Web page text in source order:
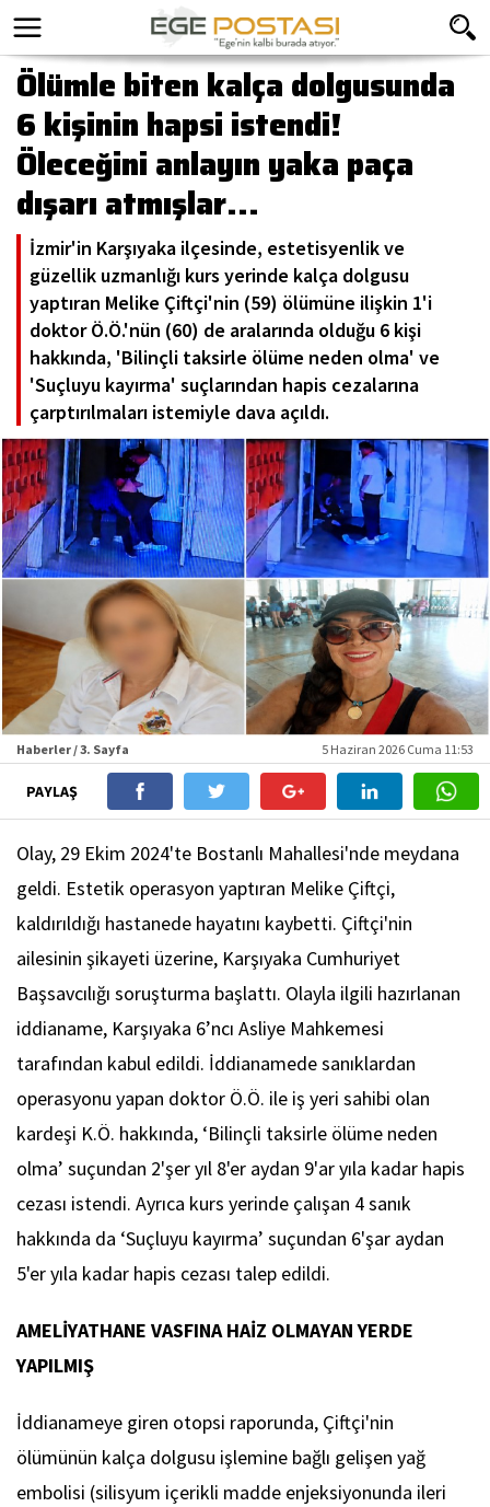
Ölümle biten kalça dolgusunda
6 kişinin hapsi istendi!
Öleceğini anlayın yaka paça
dışarı atmışlar...
İzmir'in Karşıyaka ilçesinde, estetisyenlik ve
güzellik uzmanlığı kurs yerinde kalça dolgusu
yaptıran Melike Çiftçi'nin (59) ölümüne ilişkin 1'i
doktor Ö.Ö.'nün (60) de aralarında olduğu 6 kişi
hakkında, 'Bilinçli taksirle ölüme neden olma' ve
'Suçluyu kayırma' suçlarından hapis cezalarına
çarptırılmaları istemiyle dava açıldı.
Haberler / 3. Sayfa 5 Haziran 2026 Cuma 11:53
PAYLAŞ
Olay, 29 Ekim 2024'te Bostanlı Mahallesi'nde meydana
geldi. Estetik operasyon yaptıran Melike Çiftçi,
kaldırıldığı hastanede hayatını kaybetti. Çiftçi'nin
ailesinin şikayeti üzerine, Karşıyaka Cumhuriyet
Başsavcılığı soruşturma başlattı. Olayla ilgili hazırlanan
iddianame, Karşıyaka 6’ncı Asliye Mahkemesi
tarafından kabul edildi. İddianamede sanıklardan
operasyonu yapan doktor Ö.Ö. ile iş yeri sahibi olan
kardeşi K.Ö. hakkında, ‘Bilinçli taksirle ölüme neden
olma’ suçundan 2'şer yıl 8'er aydan 9'ar yıla kadar hapis
cezası istendi. Ayrıca kurs yerinde çalışan 4 sanık
hakkında da ‘Suçluyu kayırma’ suçundan 6'şar aydan
5'er yıla kadar hapis cezası talep edildi.
AMELİYATHANE VASFINA HAİZ OLMAYAN YERDE
YAPILMIŞ
İddianameye giren otopsi raporunda, Çiftçi'nin
ölümünün kalça dolgusu işlemine bağlı gelişen yağ
embolisi (silisyum içerikli madde enjeksiyonunda ileri